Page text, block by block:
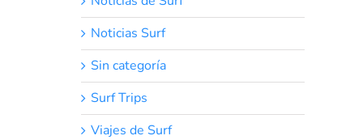
Noticias Surf
Sin categoría
Surf Trips
Viajes de Surf